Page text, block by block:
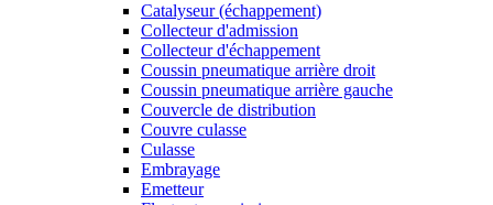
Catalyseur (échappement)
Collecteur d'admission
Collecteur d'échappement
Coussin pneumatique arrière droit
Coussin pneumatique arrière gauche
Couvercle de distribution
Couvre culasse
Culasse
Embrayage
Emetteur